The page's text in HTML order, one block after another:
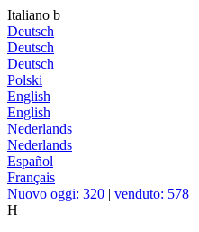
Italiano b
Deutsch
Deutsch
Deutsch
Polski
English
English
Nederlands
Nederlands
Español
Français
Nuovo oggi: 320 | venduto: 578
H